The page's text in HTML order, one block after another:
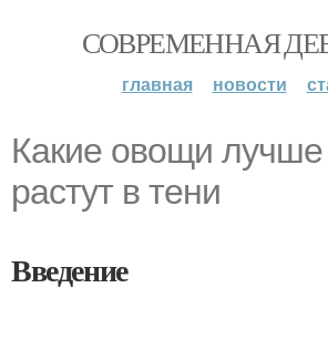
СОВРЕМЕННАЯ
главная новости
Какие овощи лучше
растут в тени
Введение